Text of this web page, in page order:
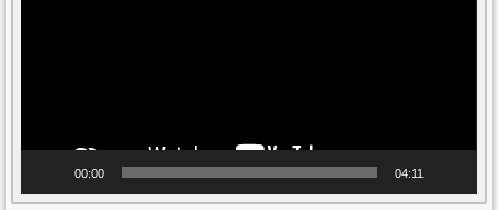
00:00 04:11